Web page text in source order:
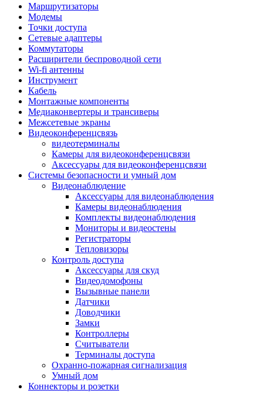
Степлеры строительные
Пистолеты клеевые
Наборы бит и сверел
Инструмент многофункциональный
Круги, диски, фрезы
Аксессуары для электро и
пневмоинструмента
Аккумуляторы для инструмента
Зарядные устройства для аккумуляторов
Миксеры строительные
Молотки отбойные
Паяльное оборудование
Садовая техника
Минимойки
Аксессуары для минимоек
Газонокосилки и триммеры
Газонокосилки
Культиваторы и мотоблоки
Аэраторы и скарификаторы
Мотоблоки
Генераторы
Снегоуборщики
Воздуходувки
Цепные и бензопилы
Оснастка к садовой технике
Садовые насосы
Поливочное оборудование
Садовые измельчители
Гидроаккумуляторы
Маршрутизаторы
Модемы
Точки доступа
Сетевые адаптеры
Коммутаторы
Расширители беспроводной сети
Wi-fi антенны
Инструмент
Кабель
Монтажные компоненты
Медиаконвертеры и трансиверы
Межсетевые экраны
Видеоконференцсвязь
видеотерминалы
Камеры для видеоконференцсвязи
Аксессуары для видеоконференцсвязи
Системы безопасности и умный дом
Видеонаблюдение
Аксессуары для видеонаблюдения
Камеры видеонаблюдения
Комплекты видеонаблюдения
Мониторы и видеостены
Регистраторы
Тепловизоры
Контроль доступа
Аксессуары для скуд
Видеодомофоны
Вызывные панели
Датчики
Доводчики
Замки
Контроллеры
Считыватели
Терминалы доступа
Охранно-пожарная сигнализация
Умный дом
Коннекторы и розетки